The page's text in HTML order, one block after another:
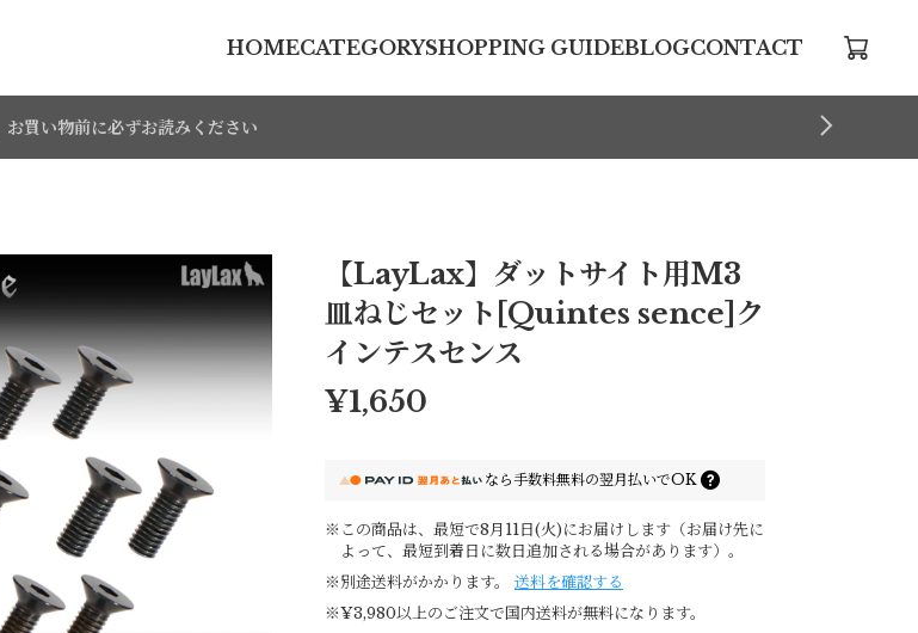
HOMECATEGORYSHOPPING GUIDEBLOGCONTACT
お買い物前に必ずお読みください
【LayLax】ダットサイト用M3
皿ねじセット[Quintes sence]ク
インテスセンス
¥1,650
なら手数料無料の翌月払いでOK
※この商品は、最短で8月11日(火)にお届けします（お届け先に
よって、最短到着日に数日追加される場合があります）。
※別途送料がかかります。
送料を確認する
※¥3,980以上のご注文で国内送料が無料になります。